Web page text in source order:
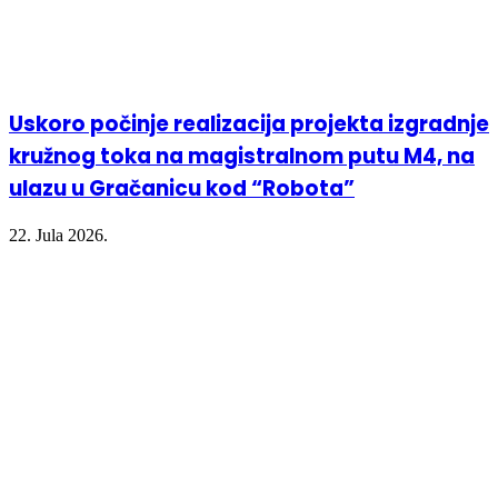
Uskoro počinje realizacija projekta izgradnje
kružnog toka na magistralnom putu M4, na
ulazu u Gračanicu kod “Robota”
22. Jula 2026.